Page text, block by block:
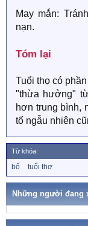
May mắn:
nạn.
Tóm lại​
Tuổi thọ có
"thừa hưởng"
hơn trung bình,
tố ngẫu nhiên
Từ khóa:
ừ
k
bố tuổi thơ
Những người đang